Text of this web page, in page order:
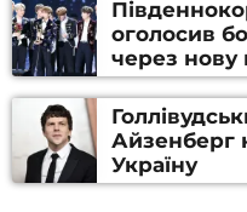
оголосив
через нову
Айзенберг
Україну